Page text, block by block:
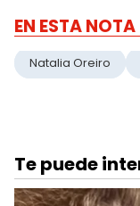
EN ESTA NOTA
Natalia Oreiro